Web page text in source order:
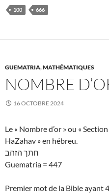
100 666
GUEMATRIA,MATHÉMATIQUES
NOMBRE
16 OCTOBRE 2024
Le « Nombre d’or » ou «
HaZahav » en hébreu.
חתך הזהב
Guematria = 447
Premier mot de la Bible ayant